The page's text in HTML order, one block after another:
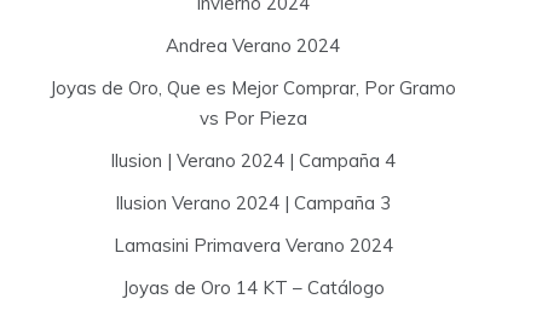
Andrea Verano 2024
Joyas de Oro, Que es Mejor Comprar, Por Gramo
vs Por Pieza
Ilusion | Verano 2024 | Campaña 4
Ilusion Verano 2024 | Campaña 3
Lamasini Primavera Verano 2024
Joyas de Oro 14 KT – Catálogo